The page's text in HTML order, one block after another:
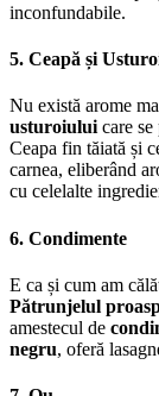
inconfundabile.
5. Ceapă și
Nu există arome
usturoiului care
Ceapa fin tăiată și
carnea, eliberând
cu celelalte
6. Condimente
E ca și cum am
Pătrunjelul
amestecul de
negru, oferă